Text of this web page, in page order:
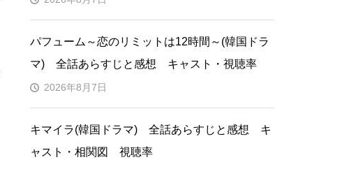
パフューム～恋のリミットは12時間～(韓国ドラ
マ) 全話あらすじと感想 キャスト・視聴率
2026年8月7日
キマイラ(韓国ドラマ) 全話あらすじと感想 キ
ャスト・相関図 視聴率